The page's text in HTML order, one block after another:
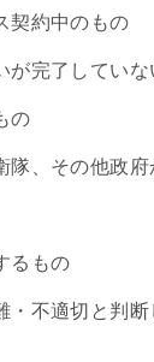
契約中のもの
が完了していな
の
隊、その他政
るもの
・不適切と判断